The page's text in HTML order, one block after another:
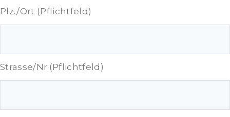
Plz./Ort (Pflichtfeld)
Strasse/Nr.(Pflichtfeld)